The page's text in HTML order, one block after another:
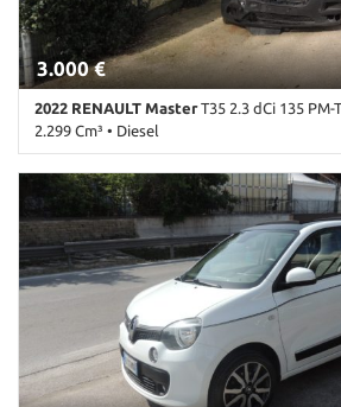
3.000 €
2022 RENAULT MasterT35 2.3 dCi 135
2.299 Cm³ • Diesel
200.000 Km • Cambio Manuale (6) • Bianco
• Airbag • Autoradio digitale • Bracciolo •
Climatizzatore • Controllo trazione • Cruise
Fendinebbia • Sensore di luce • Sensore di
parcheggio posteriori • Servosterzo •
Specchietti laterali elettrici • Telecamera